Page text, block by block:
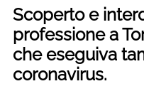
Scoperto e
professione a
che eseguiva
coronavirus.